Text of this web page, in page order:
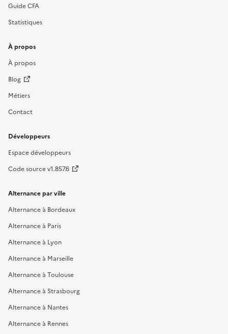
Guide CFA
Statistiques
À propos
À propos
Blog
Métiers
Contact
Développeurs
Espace développeurs
Code source v1.857.6
Alternance par ville
Alternance à Bordeaux
Alternance à Paris
Alternance à Lyon
Alternance à Marseille
Alternance à Toulouse
Alternance à Strasbourg
Alternance à Nantes
Alternance à Rennes